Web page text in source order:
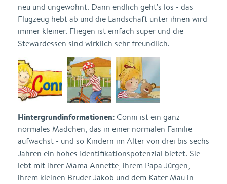
neu und ungewohnt. Dann endlich geht's los - das
Flugzeug hebt ab und die Landschaft unter ihnen wird
immer kleiner. Fliegen ist einfach super und die
Stewardessen sind wirklich sehr freundlich.
Hintergrundinformationen:Conni ist ein ganz
normales Mädchen, das in einer normalen Familie
aufwächst - und so Kindern im Alter von drei bis sechs
Jahren ein hohes Identifikationspotenzial bietet. Sie
lebt mit ihrer Mama Annette, ihrem Papa Jürgen,
ihrem kleinen Bruder Jakob und dem Kater Mau in